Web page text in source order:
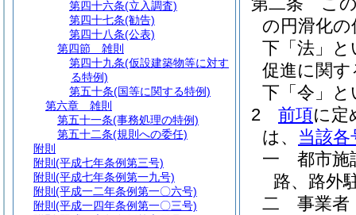
の円滑化
下「法」と
促進に関
下「令」と
2
前項に定
は、 当該各
一
都市
路、路外
二
事業
第四十六条(立入調査)
第四十七条(勧告)
第四十八条(公表)
第四節
雑則
第四十九条(仮設建築物等に対す
る特例)
第五十条(国等に関する特例)
第六章
雑則
第五十一条(事務処理の特例)
第五十二条(規則への委任)
附則
附則 (平成七年条例第三号)
附則 (平成七年条例第一九号)
附則 (平成一二年条例第一〇六号)
附則 (平成一四年条例第一〇三号)